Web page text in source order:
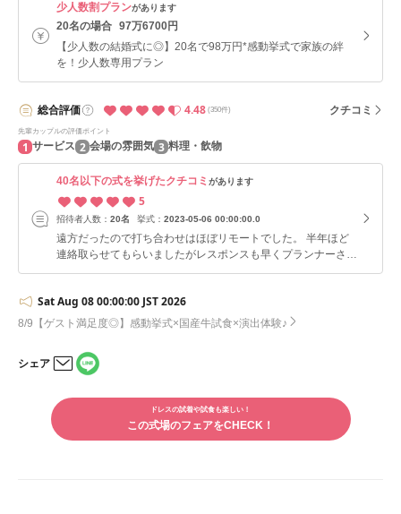
少人数割プランがあります
20名の場合 97万6700円
【少人数の結婚式に◎】20名で98万円*感動挙式で家族の絆
を！少人数専用プラン
総合評価 4.48 (350件) クチコミ
先輩カップルの評価ポイント
1 サービス 2 会場の雰囲気 3 料理・飲物
40名以下の式を挙げたクチコミ があります
5
招待者人数： 20名 挙式： 2023-05-06 00:00:00.0
遠方だったので打ち合わせはほぼリモートでした。 半年ほど
連絡取らせてもらいましたがレスポンスも早くプランナーさん
が真面目で丁寧で打ち合わせが楽しみでした。 ゲストが喜ん
Sat Aug 08 00:00:00 JST 2026
8/9【ゲスト満足度◎】感動挙式×国産牛試食×演出体験♪
シェア
ルで
シェ
アす
る
で
ドレスの試着や試食も楽しい！
この式場のフェアをCHECK！